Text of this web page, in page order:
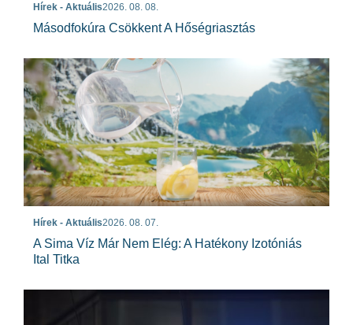
Hírek - Aktuális2026. 08. 08.
Másodfokúra Csökkent A Hőségriasztás
Hírek - Aktuális2026. 08. 07.
A Sima Víz Már Nem Elég: A Hatékony Izotóniás
Ital Titka